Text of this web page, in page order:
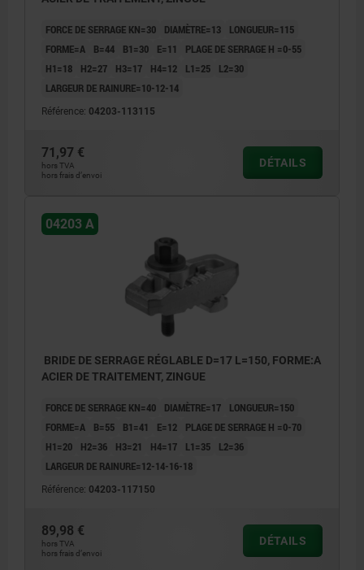
FORCE DE SERRAGE KN=30 DIAMÈTRE=13
LONGUEUR=115
FORME=A
B=44 B1=30 E=11
PLAGE DE SERRAGE H =0-55
H1=18
H2=27 H3=17 H4=12 L1=25
L2=30
LARGEUR DE RAINURE=10-12-14
Référence: 04203-113115
71,97 €
hors TVA
hors frais d’envoi
DÉTAILS
04203 A
BRIDE DE SERRAGE RÉGLABLE D=17 L=150, FORME:A
ACIER DE TRAITEMENT, ZINGUE
FORCE DE SERRAGE KN=40 DIAMÈTRE=17
LONGUEUR=150
FORME=A
B=55 B1=41 E=12
PLAGE DE SERRAGE H =0-70
H1=20
H2=36 H3=21 H4=17 L1=35
L2=36
LARGEUR DE RAINURE=12-14-16-18
Référence: 04203-117150
89,98 €
hors TVA
hors frais d’envoi
DÉTAILS